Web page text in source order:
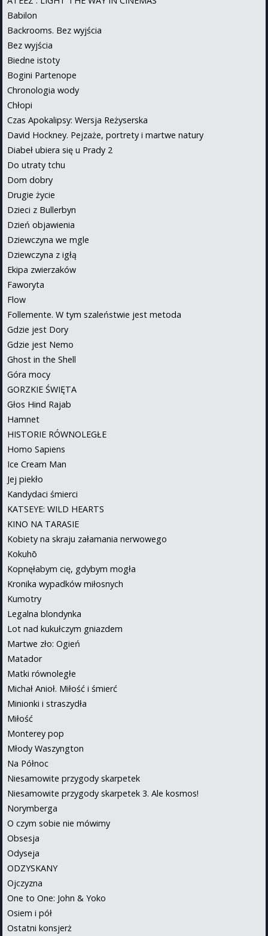
Babilon
Backrooms. Bez wyjścia
Bez wyjścia
Biedne istoty
Bogini Partenope
Chronologia wody
Chłopi
Czas Apokalipsy: Wersja Reżyserska
David Hockney. Pejzaże, portrety i martwe natury
Diabeł ubiera się u Prady 2
Do utraty tchu
Dom dobry
Drugie życie
Dzieci z Bullerbyn
Dzień objawienia
Dziewczyna we mgle
Dziewczyna z igłą
Ekipa zwierzaków
Faworyta
Flow
Follemente. W tym szaleństwie jest metoda
Gdzie jest Dory
Gdzie jest Nemo
Ghost in the Shell
Góra mocy
GORZKIE ŚWIĘTA
Głos Hind Rajab
Hamnet
HISTORIE RÓWNOLEGŁE
Homo Sapiens
Ice Cream Man
Jej piekło
Kandydaci śmierci
KATSEYE: WILD HEARTS
KINO NA TARASIE
Kobiety na skraju załamania nerwowego
Kokuhō
Kopnęłabym cię, gdybym mogła
Kronika wypadków miłosnych
Kumotry
Legalna blondynka
Lot nad kukułczym gniazdem
Martwe zło: Ogień
Matador
Matki równoległe
Michał Anioł. Miłość i śmierć
Minionki i straszydła
Miłość
Monterey pop
Młody Waszyngton
Na Północ
Niesamowite przygody skarpetek
Niesamowite przygody skarpetek 3. Ale kosmos!
Norymberga
O czym sobie nie mówimy
Obsesja
Odyseja
ODZYSKANY
Ojczyzna
One to One: John & Yoko
Osiem i pół
Ostatni konsjerż